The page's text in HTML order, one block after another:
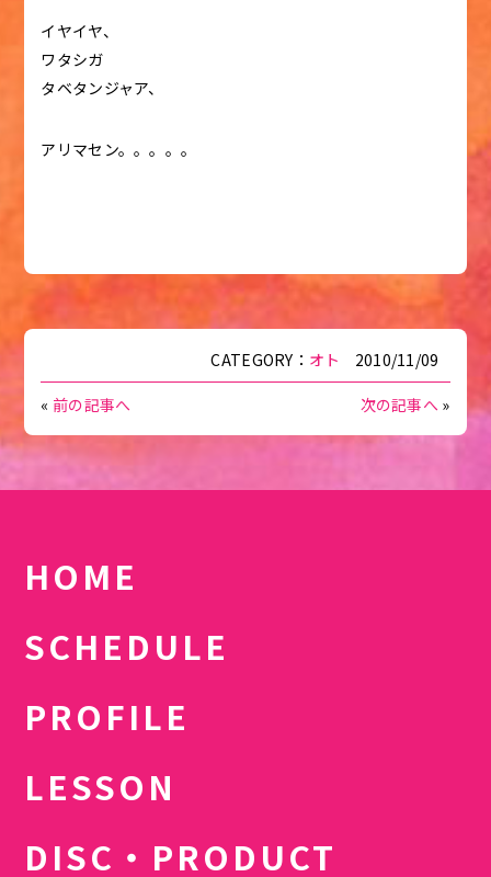
イヤイヤ、
ワタシガ
タベタンジャア、
アリマセン。。。。。
CATEGORY： オト 2010/11/09
« 前の記事へ 次の記事へ »
HOME
SCHEDULE
PROFILE
LESSON
DISC・PRODUCT